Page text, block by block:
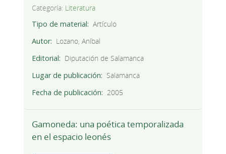
Categoría: Literatura
Tipo de material
Artículo
Autor
Lozano, Aníbal
Editorial
Diputación de Salamanca
Lugar de publicación
Salamanca
Fecha de publicación
2005
Gamoneda: una poética temporalizada
en el espacio leonés